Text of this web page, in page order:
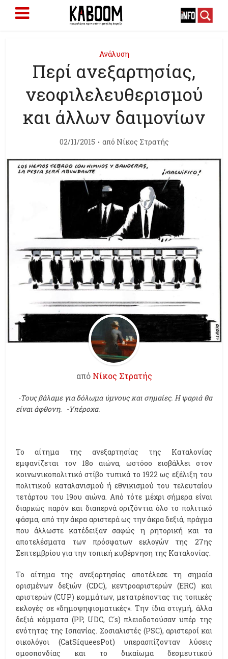
Ανάλυση
Περί ανεξαρτησίας,
νεοφιλελευθερισμού
και άλλων δαιμονίων
02/11/2015 από Νίκος Στρατής
από Νίκος Στρατής
-Τους βάλαμε για δόλωμα ύμνους και σημαίες. Η ψαριά θα
είναι άφθονη. -Υπέροχα.
Το αίτημα της ανεξαρτησίας της Καταλονίας
εμφανίζεται τον 18ο αιώνα, ωστόσο εισβάλλει στον
κοινωνικοπολιτικό στίβο τυπικά το 1922 ως εξέλιξη του
πολιτικού καταλανισμού ή εθνικισμού του τελευταίου
τετάρτου του 19ου αιώνα. Από τότε μέχρι σήμερα είναι
διαρκώς παρόν και διαπερνά οριζόντια όλο το πολιτικό
φάσμα, από την άκρα αριστερά ως την άκρα δεξιά, πράγμα
που άλλωστε κατέδειξαν σαφώς η ρητορική και τα
αποτελέσματα των πρόσφατων εκλογών της 27ης
Σεπτεμβρίου για την τοπική κυβέρνηση της Καταλονίας.
Το αίτημα της ανεξαρτησίας αποτέλεσε τη σημαία
ορισμένων δεξιών (CDC), κεντροαριστερών (ERC) και
αριστερών (CUP) κομμάτων, μετατρέποντας τις τοπικές
εκλογές σε «δημοψηφισματικές». Tην ίδια στιγμή, άλλα
δεξιά κόμματα (PP, UDC, C´s) πλειοδοτούσαν υπέρ της
ενότητας της Ισπανίας. Σοσιαλιστές (PSC), αριστεροί και
οικολόγοι (CatSíqueesPot) υπερασπίζονταν λύσεις
ομοσπονδίας και το δικαίωμα δεσμευτικού